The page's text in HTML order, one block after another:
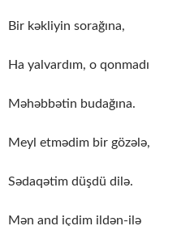
Bir kəkliyin sorağına,
Ha yalvardım, o qonmadı
Məhəbbətin budağına.
Meyl etmədim bir gözələ,
Sədaqətim düşdü dilə.
Mən and içdim ildən-ilə